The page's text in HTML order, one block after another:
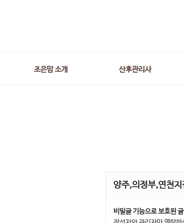
조은맘 소개 산후관리사
양주,의정부,연천지
비밀글 기능으로 보호된